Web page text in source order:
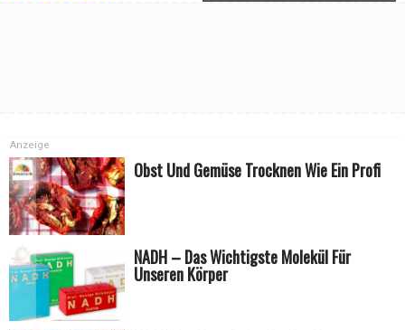
Obst Und Gemüse Trocknen Wie Ein Profi
Anzeige
NADH – Das Wichtigste Molekül Für
Unseren Körper